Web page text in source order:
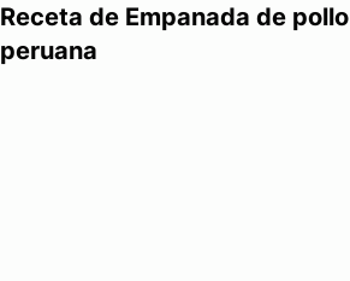
Receta de Empanada de pollo
peruana